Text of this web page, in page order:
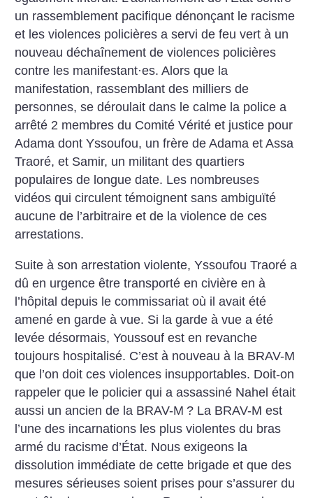
un rassemblement pacifique dénonçant le racisme
et les violences policières a servi de feu vert à un
nouveau déchaînement de violences policières
contre les manifestant·es. Alors que la
manifestation, rassemblant des milliers de
personnes, se déroulait dans le calme la police a
arrêté 2 membres du Comité Vérité et justice pour
Adama dont Yssoufou, un frère de Adama et Assa
Traoré, et Samir, un militant des quartiers
populaires de longue date. Les nombreuses
vidéos qui circulent témoignent sans ambiguïté
aucune de l’arbitraire et de la violence de ces
arrestations.
Suite à son arrestation violente, Yssoufou Traoré a
dû en urgence être transporté en civière en à
l’hôpital depuis le commissariat où il avait été
amené en garde à vue. Si la garde à vue a été
levée désormais, Youssouf est en revanche
toujours hospitalisé. C’est à nouveau à la BRAV-M
que l’on doit ces violences insupportables. Doit-on
rappeler que le policier qui a assassiné Nahel était
aussi un ancien de la BRAV-M ? La BRAV-M est
l’une des incarnations les plus violentes du bras
armé du racisme d’État. Nous exigeons la
dissolution immédiate de cette brigade et que des
mesures sérieuses soient prises pour s’assurer du